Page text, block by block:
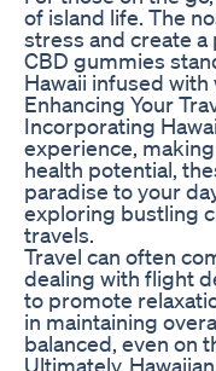
of island life. The
stress and create
CBD gummies
Hawaii infused with
Enhancing Your
Incorporating
experience,
health potential,
paradise to your
exploring bustling
travels.
Travel can often
dealing with flight
to promote
in maintaining
balanced, even on
Ultimately,